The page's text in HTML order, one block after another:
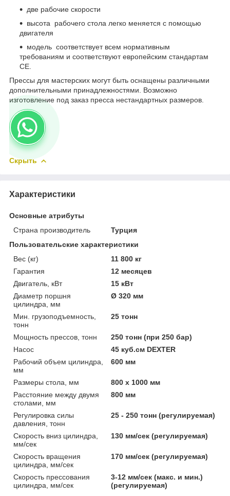
две рабочие скорости
высота рабочего стола легко меняется с помощью
двигателя
модель соответствует всем нормативным
требованиям и соответствуют европейским стандартам
CE.
Прессы для мастерских могут быть оснащены различными
дополнительными принадлежностями. Возможно
изготовление под заказ пресса нестандартных размеров.
Скрыть
Характеристики
Основные атрибуты
Страна производитель
Турция
Пользовательские характеристики
Вес (кг)
11 800 кг
Гарантия
12 месяцев
Двигатель, кВт
15 кВт
Диаметр поршня
цилиндра, мм
Ø 320 мм
Мин. грузоподъемность,
тонн
25 тонн
Мощность прессов, тонн
250 тонн (при 250 бар)
Насос
45 куб.см DEXTER
Рабочий объем цилиндра,
мм
600 мм
Размеры стола, мм
800 х 1000 мм
Расстояние между двумя
столами, мм
800 мм
Регулировка силы
давления, тонн
25 - 250 тонн (регулируемая)
Скорость вниз цилиндра,
мм/сек
130 мм/сек (регулируемая)
Скорость вращения
цилиндра, мм/сек
170 мм/сек (регулируемая)
Скорость прессования
цилиндра, мм/сек
3-12 мм/сек (макс. и мин.)
(регулируемая)